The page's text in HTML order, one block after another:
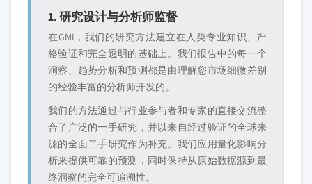
1. 研究设计与分析师监督
在GMI，我们的研究方法建立在人类专业知识、严
格验证和完全透明的基础上。我们报告中的每一个
洞察、趋势分析和预测都是由理解您市场细微差别
的经验丰富的分析师开发的。
我们的方法通过与行业参与者和专家的直接交流整
合了广泛的一手研究，并以来自经过验证的全球来
源的全面二手研究作为补充。我们应用量化影响分
析来提供可靠的预测，同时保持从原始数据源到最
终洞察的完全可追溯性。